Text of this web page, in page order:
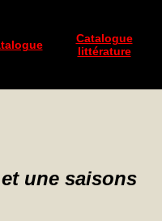
Catalogue
littérature
une saisons